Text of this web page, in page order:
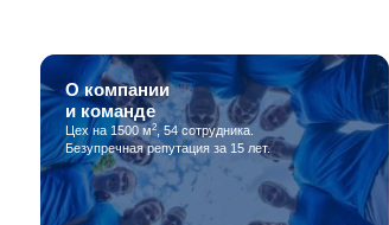
О компании
и команде
Цех на 1500 м2, 54 сотрудника.
Безупречная репутация за 15 лет.